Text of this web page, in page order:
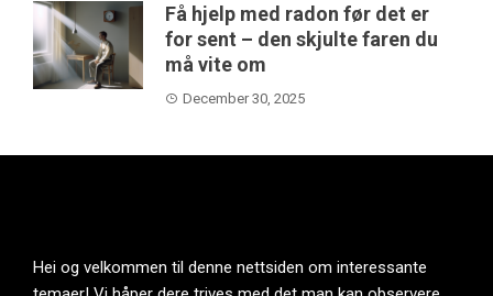
Få hjelp med radon før det er
for sent – den skjulte faren du
må vite om
December 30, 2025
Hei og velkommen til denne nettsiden om interessante